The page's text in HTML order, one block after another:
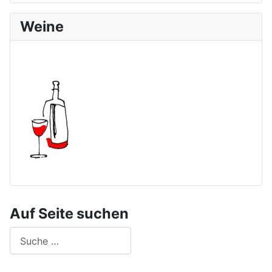
Auf Seite suchen
Weine